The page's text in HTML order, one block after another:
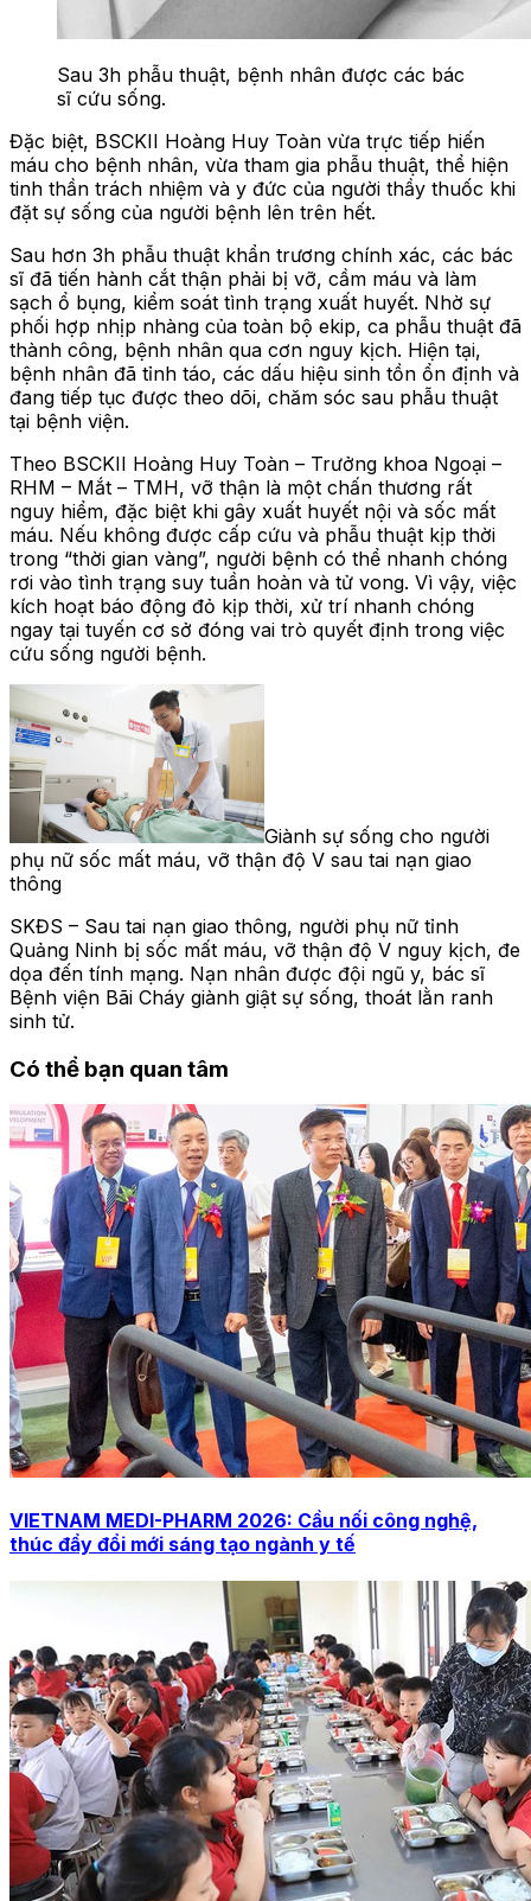
Sau 3h phẫu thuật, bệnh nhân được các bác
sĩ cứu sống.
Đặc biệt, BSCKII Hoàng Huy Toàn vừa trực tiếp hiến
máu cho bệnh nhân, vừa tham gia phẫu thuật, thể hiện
tinh thần trách nhiệm và y đức của người thầy thuốc khi
đặt sự sống của người bệnh lên trên hết.
Sau hơn 3h phẫu thuật khẩn trương chính xác, các bác
sĩ đã tiến hành cắt thận phải bị vỡ, cầm máu và làm
sạch ổ bụng, kiểm soát tình trạng xuất huyết. Nhờ sự
phối hợp nhịp nhàng của toàn bộ ekip, ca phẫu thuật đã
thành công, bệnh nhân qua cơn nguy kịch. Hiện tại,
bệnh nhân đã tỉnh táo, các dấu hiệu sinh tồn ổn định và
đang tiếp tục được theo dõi, chăm sóc sau phẫu thuật
tại bệnh viện.
Theo BSCKII Hoàng Huy Toàn – Trưởng khoa Ngoại –
RHM – Mắt – TMH, vỡ thận là một chấn thương rất
nguy hiểm, đặc biệt khi gây xuất huyết nội và sốc mất
máu. Nếu không được cấp cứu và phẫu thuật kịp thời
trong “thời gian vàng”, người bệnh có thể nhanh chóng
rơi vào tình trạng suy tuần hoàn và tử vong. Vì vậy, việc
kích hoạt báo động đỏ kịp thời, xử trí nhanh chóng
ngay tại tuyến cơ sở đóng vai trò quyết định trong việc
cứu sống người bệnh.
Giành sự sống cho người
phụ nữ sốc mất máu, vỡ thận độ V sau tai nạn giao
thông
SKĐS – Sau tai nạn giao thông, người phụ nữ tỉnh
Quảng Ninh bị sốc mất máu, vỡ thận độ V nguy kịch, đe
dọa đến tính mạng. Nạn nhân được đội ngũ y, bác sĩ
Bệnh viện Bãi Cháy giành giật sự sống, thoát lằn ranh
sinh tử.
Có thể bạn quan tâm
VIETNAM MEDI-PHARM 2026: Cầu nối công nghệ,
thúc đẩy đổi mới sáng tạo ngành y tế